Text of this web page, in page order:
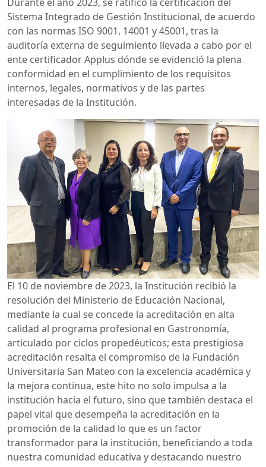
Durante el año 2023, se ratificó la certificación del
Sistema Integrado de Gestión Institucional, de acuerdo
con las normas ISO 9001, 14001 y 45001, tras la
auditoría externa de seguimiento llevada a cabo por el
ente certificador Applus dónde se evidenció la plena
conformidad en el cumplimiento de los requisitos
internos, legales, normativos y de las partes
interesadas de la Institución.
El 10 de noviembre de 2023, la Institución recibió la
resolución del Ministerio de Educación Nacional,
mediante la cual se concede la acreditación en alta
calidad al programa profesional en Gastronomía,
articulado por ciclos propedéuticos; esta prestigiosa
acreditación resalta el compromiso de la Fundación
Universitaria San Mateo con la excelencia académica y
la mejora continua, este hito no solo impulsa a la
institución hacia el futuro, sino que también destaca el
papel vital que desempeña la acreditación en la
promoción de la calidad lo que es un factor
transformador para la institución, beneficiando a toda
nuestra comunidad educativa y destacando nuestro